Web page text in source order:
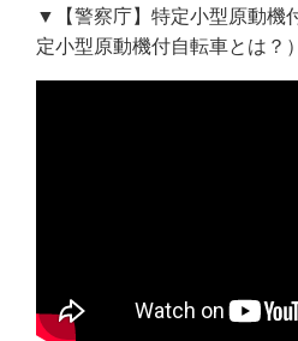
▼【警察庁】特定小型原動機
定小型原動機付自転車とは？）